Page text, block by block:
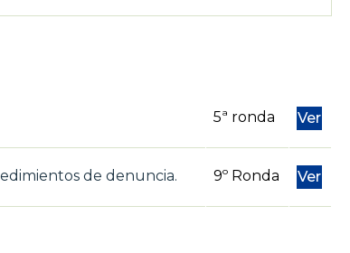
5ª ronda Ver
de denuncia. 9º Ronda Ver